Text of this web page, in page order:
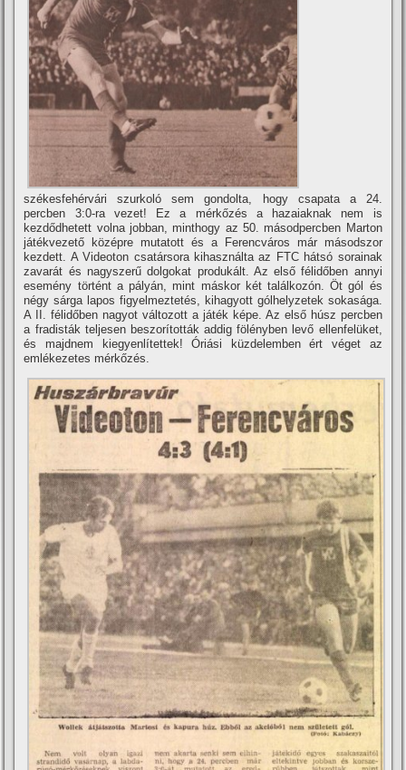
székesfehérvári szurkoló sem gondolta, hogy csapata a 24.
percben 3:0-ra vezet! Ez a mérkőzés a hazaiaknak nem is
kezdődhetett volna jobban, minthogy az 50. másodpercben Marton
játékvezető középre mutatott és a Ferencváros már másodszor
kezdett. A Videoton csatársora kihasználta az FTC hátsó sorainak
zavarát és nagyszerű dolgokat produkált. Az első félidőben annyi
esemény történt a pályán, mint máskor két találkozón. Öt gól és
négy sárga lapos figyelmeztetés, kihagyott gólhelyzetek sokasága.
A II. félidőben nagyot változott a játék képe. Az első húsz percben
a fradisták teljesen beszorí­tották addig fölényben levő ellenfelüket,
és majdnem kiegyenlí­tettek! Óriási küzdelemben ért véget az
emlékezetes mérkőzés.